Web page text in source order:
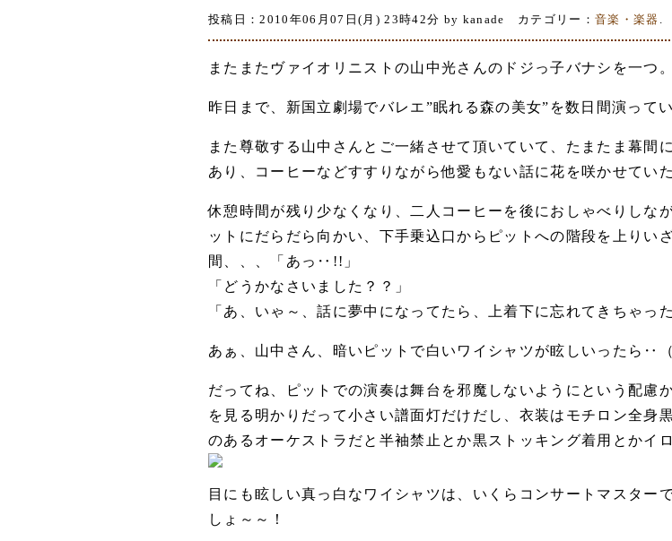
投稿日：2010年06月07日(月) 23時42分 by kanade カテゴリー： 音楽・楽器
またまたヴァイオリニストの山中光さんのドジっ子バナシを一つ。
昨日まで、新国立劇場でバレエ”眠れる森の美女”を数日間演って
また尊敬する山中さんとご一緒させて頂いていて、たまたま幕間
あり、コーヒーなどすすりながら他愛もない話に花を咲かせてい
休憩時間が残り少なくなり、二人コーヒーを後におしゃべりしな
ットにだらだら向かい、下手乗込口からピットへの階段を上りい
間、、、「あっ‥!!」
「どうかなさいました？？」
「あ、いゃ～、話に夢中になってたら、上着下に忘れてきちゃっ
あぁ、山中さん、暗いピットで白いワイシャツが眩しいったら‥（
だってね、ピットでの演奏は舞台を邪魔しないようにという配慮
を見る明かりだって小さい譜面灯だけだし、衣装はモチロン全身
のあるオーケストラだと半袖禁止とか黒ストッキング着用とかイ
目にも眩しい真っ白なワイシャツは、いくらコンサートマスター
しょ～～！